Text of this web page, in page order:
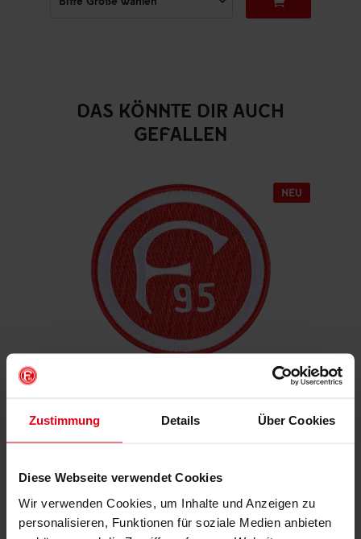
Zustimmung Details Über Cookies
Diese Webseite verwendet Cookies
Wir verwenden Cookies, um Inhalte und Anzeigen zu
personalisieren, Funktionen für soziale Medien anbieten
DAS KÖNNTE DIR AUCH
GEFALLEN
€ 4,95
Mitgliederpreis: € 4,46
IN DEN WARENKORB